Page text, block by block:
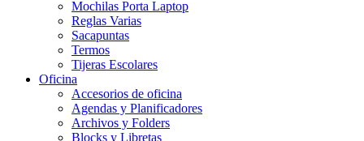
Mochilas Porta Laptop
Reglas Varias
Sacapuntas
Termos
Tijeras Escolares
Oficina
Accesorios de oficina
Agendas y Planificadores
Archivos y Folders
Blocks y Libretas